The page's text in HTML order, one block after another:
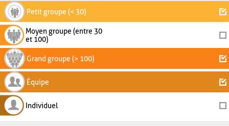
Petit groupe (< 30)
Moyen groupe (entre 30
et 100)
Grand groupe (> 100)
Équipe
Individuel